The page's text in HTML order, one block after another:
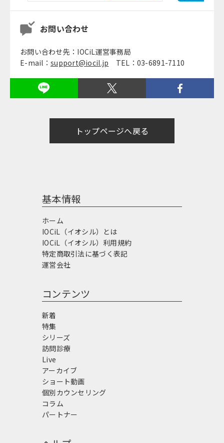
お問い合わせ
お問い合わせ先：IOCiL運営事務局
E-mail： support@iocil.jp TEL：03-6891-7110
トップページへ戻る
基本情報
ホーム
IOCiL（イオシル）とは
IOCiL（イオシル）利用規約
特定商取引法に基づく表記
運営会社
コンテンツ
新着
特集
シリーズ
訪問診療
Live
アーカイブ
ショート動画
個別カウンセリング
コラム
パートナー